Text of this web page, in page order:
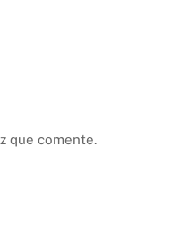
que comente.